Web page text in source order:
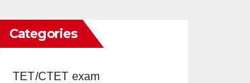
Categories
TET/CTET exam